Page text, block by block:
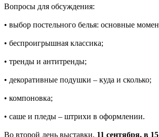
Вопросы для обсуждения:
• выбор постельного белья: основные
• беспроигрышная классика;
• тренды и антитренды;
• декоративные подушки – куда и сколько;
• компоновка;
• саше и пледы – штрихи в оформлении.
Во второй день выставки, 11 сентября, в